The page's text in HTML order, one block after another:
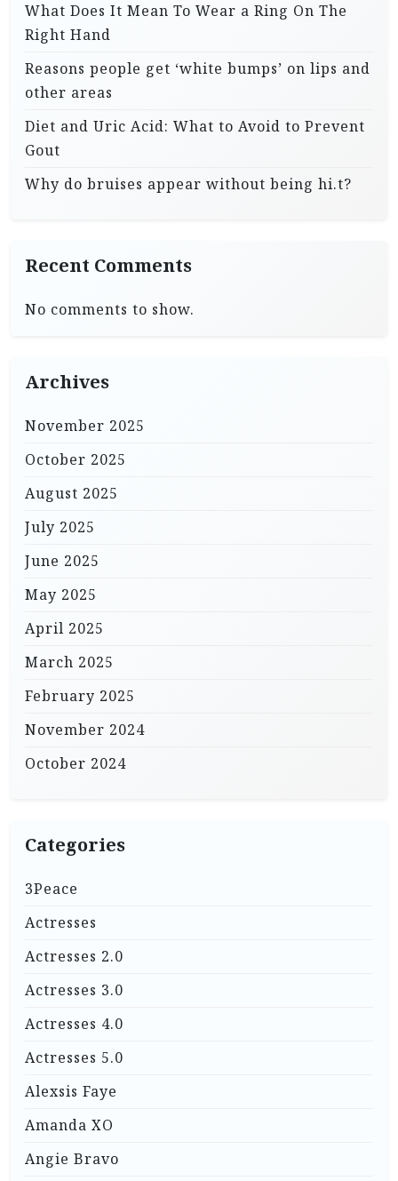
What Does It Mean To Wear a Ring On The
Right Hand
Reasons people get ‘white bumps’ on lips and
other areas
Diet and Uric Acid: What to Avoid to Prevent
Gout
Why do bruises appear without being hi.t?
Recent Comments
No comments to show.
Archives
November 2025
October 2025
August 2025
July 2025
June 2025
May 2025
April 2025
March 2025
February 2025
November 2024
October 2024
Categories
3Peace
Actresses
Actresses 2.0
Actresses 3.0
Actresses 4.0
Actresses 5.0
Alexsis Faye
Amanda XO
Angie Bravo